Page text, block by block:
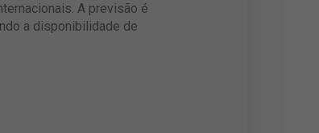
A previsão é
a disponibilidade de